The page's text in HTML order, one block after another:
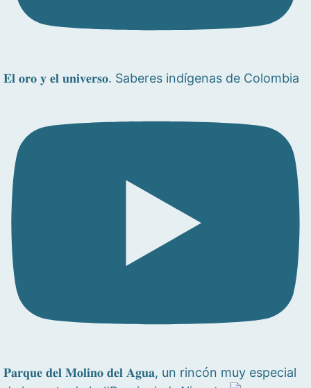
𝐄𝐥 𝐨𝐫𝐨 𝐲 𝐞𝐥 𝐮𝐧𝐢𝐯𝐞𝐫𝐬𝐨. Saberes indígenas de Colombia
𝐏𝐚𝐫𝐪𝐮𝐞 𝐝𝐞𝐥 𝐌𝐨𝐥𝐢𝐧𝐨 𝐝𝐞𝐥 𝐀𝐠𝐮𝐚, un rincón muy especial